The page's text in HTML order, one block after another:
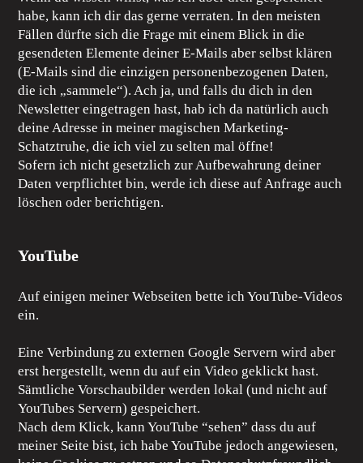
habe, kann ich dir das gerne verraten. In den meisten
Fällen dürfte sich die Frage mit einem Blick in die
gesendeten Elemente deiner E-Mails aber selbst klären
(E-Mails sind die einzigen personenbezogenen Daten,
die ich „sammele“). Ach ja, und falls du dich in den
Newsletter eingetragen hast, hab ich da natürlich auch
deine Adresse in meiner magischen Marketing-
Schatztruhe, die ich viel zu selten mal öffne!
Sofern ich nicht gesetzlich zur Aufbewahrung deiner
Daten verpflichtet bin, werde ich diese auf Anfrage auch
löschen oder berichtigen.
YouTube
Auf einigen meiner Webseiten bette ich YouTube-Videos
ein.
Eine Verbindung zu externen Google Servern wird aber
erst hergestellt, wenn du auf ein Video geklickt hast.
Sämtliche Vorschaubilder werden lokal (und nicht auf
YouTubes Servern) gespeichert.
Nach dem Klick, kann YouTube “sehen” dass du auf
meiner Seite bist, ich habe YouTube jedoch angewiesen,